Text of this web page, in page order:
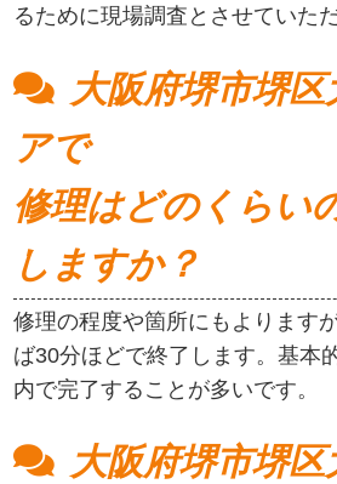
るために現場調査とさせていた
大阪府堺市堺
アで
修理はどのくらい
しますか？
修理の程度や箇所にもよります
ば30分ほどで終了します。基本
内で完了することが多いです。
大阪府堺市堺